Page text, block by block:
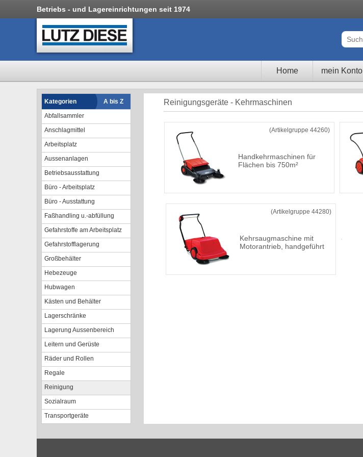
Betriebs - und Lagereinrichtungen seit 1974
Home mein Konto
Kategorien
A bis Z
Abfallsammler
Anschlagmittel
Arbeitsplatz
Aussenanlagen
Betriebsausstattung
Büro - Arbeitsplatz
Büro - Ausstattung
Faßhandling u.-abfüllung
Gefahrstoffe am Arbeitsplatz
Gefahrstofflagerung
Großbehälter
Hebezeuge
Hubwagen
Kästen und Behälter
Lagerschränke
Lagerung Aussenbereich
Leitern und Gerüste
Räder und Rollen
Regale
Reinigung
Sozialraum
Transportgeräte
Reinigungsgeräte - Kehrmaschinen
(Artikelgruppe 44260)
Handkehrmaschinen für
Flächen bis 750m²
(Artikelgruppe 44280)
Kehrsaugmaschine mit
Motorantrieb, handgeführt